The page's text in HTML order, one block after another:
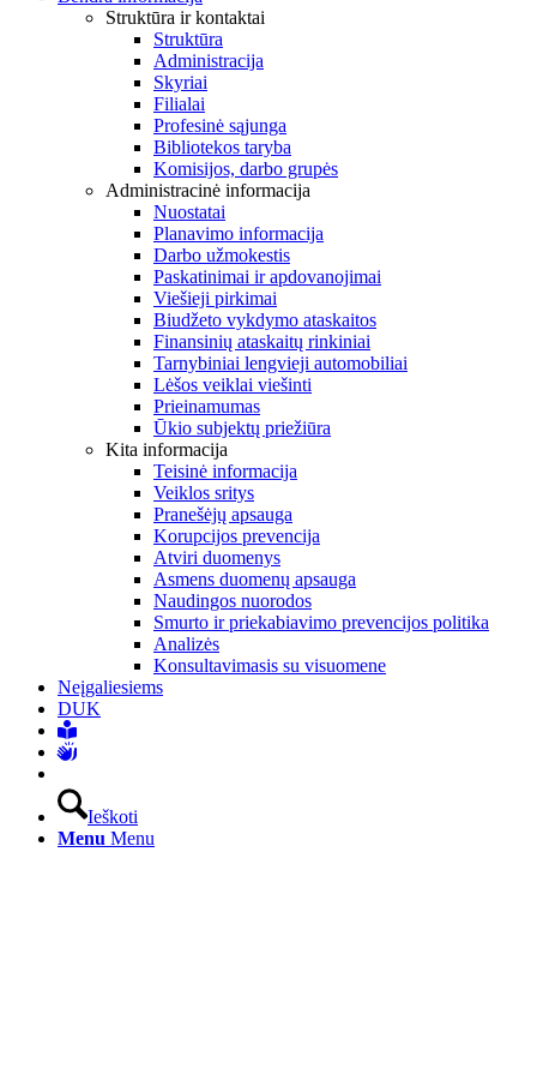
Struktūra ir kontaktai
Struktūra
Administracija
Skyriai
Filialai
Profesinė sąjunga
Bibliotekos taryba
Komisijos, darbo grupės
Administracinė informacija
Nuostatai
Planavimo informacija
Darbo užmokestis
Paskatinimai ir apdovanojimai
Viešieji pirkimai
Biudžeto vykdymo ataskaitos
Finansinių ataskaitų rinkiniai
Tarnybiniai lengvieji automobiliai
Lėšos veiklai viešinti
Prieinamumas
Ūkio subjektų priežiūra
Kita informacija
Teisinė informacija
Veiklos sritys
Pranešėjų apsauga
Korupcijos prevencija
Atviri duomenys
Asmens duomenų apsauga
Naudingos nuorodos
Smurto ir priekabiavimo prevencijos politika
Analizės
Konsultavimasis su visuomene
Neįgaliesiems
DUK
Ieškoti
Menu Menu